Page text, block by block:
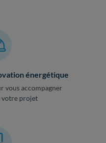
énergétique
vous accompagner
votre projet